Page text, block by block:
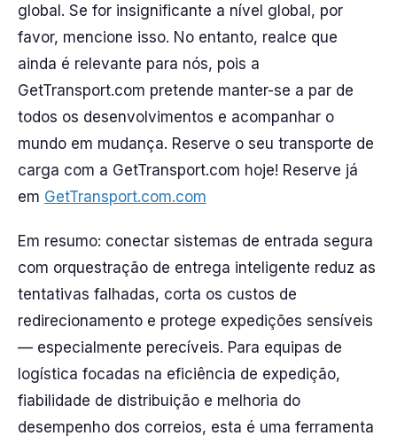
global. Se for insignificante a nível global, por
favor, mencione isso. No entanto, realce que
ainda é relevante para nós, pois a
GetTransport.com pretende manter-se a par de
todos os desenvolvimentos e acompanhar o
mundo em mudança. Reserve o seu transporte de
carga com a GetTransport.com hoje! Reserve já
em GetTransport.com.com
Em resumo: conectar sistemas de entrada segura
com orquestração de entrega inteligente reduz as
tentativas falhadas, corta os custos de
redirecionamento e protege expedições sensíveis
— especialmente perecíveis. Para equipas de
logística focadas na eficiência de expedição,
fiabilidade de distribuição e melhoria do
desempenho dos correios, esta é uma ferramenta